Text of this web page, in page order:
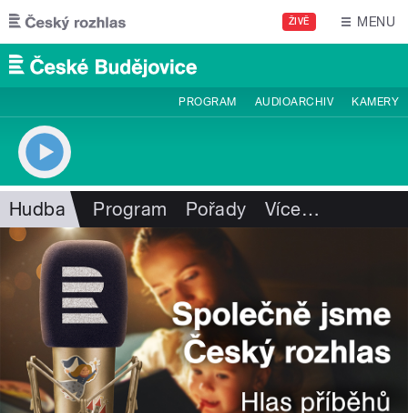
Přejít k hlavnímu obsahu
ŽIVĚ MENU
PROGRAM AUDIOARCHIV KAMERY
Hudba Program Pořady Více…